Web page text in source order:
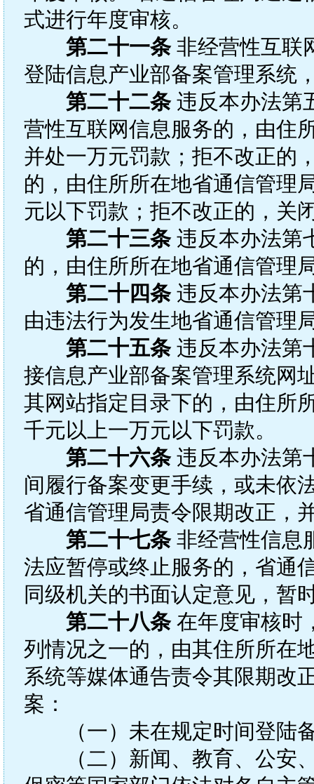
式进行年度审核。
第二十一条非经营性互联
登陆信息产业部备案管理系统
第二十二条违反本办法第
营性互联网信息服务的，由住
并处一万元罚款；拒不改正的
的，由住所所在地省通信管理
元以下罚款；拒不改正的，关
第二十三条违反本办法第
的，由住所所在地省通信管理
第二十四条违反本办法第
由违法行为发生地省通信管理
第二十五条违反本办法第
接信息产业部备案管理系统网
其网站指定目录下的，由住所
千元以上一万元以下罚款。
第二十六条违反本办法第
间履行备案变更手续，或未依
省通信管理局责令限期改正，
第二十七条非经营性信息
法应暂停或终止服务的，省通
同级机关的书面认定意见，暂
第二十八条在年度审核时
列情况之一的，由其住所所在
系统等媒体通告责令其限期改
案：
（一）未在规定时间登陆备
（二）新闻、教育、公安、